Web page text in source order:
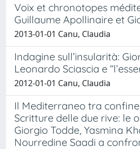
Voix et chronotopes
Guillaume Apollinaire et
2013-01-01 Canu, Claudia
Indagine sull’insularità:
Leonardo Sciascia e
2012-01-01 Canu, Claudia
Il Mediterraneo tra
Scritture delle due rive: le
Giorgio Todde, Yasmina
Nourredine Saadi a